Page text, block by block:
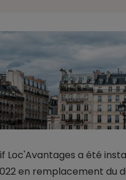
Loc'Avantages a été
en remplacement du